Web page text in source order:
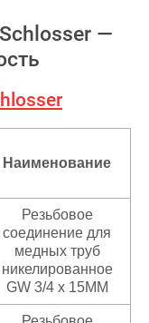
—
Наименование
Резьбовое
соединение для
медных труб
никелированное
GW 3/4 x 15MM